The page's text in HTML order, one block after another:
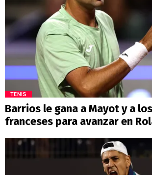
TENIS
Barrios le gana a Mayot y a
franceses para avanzar en